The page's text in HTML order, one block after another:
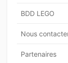
BDD LEGO
Nous
Partenaires